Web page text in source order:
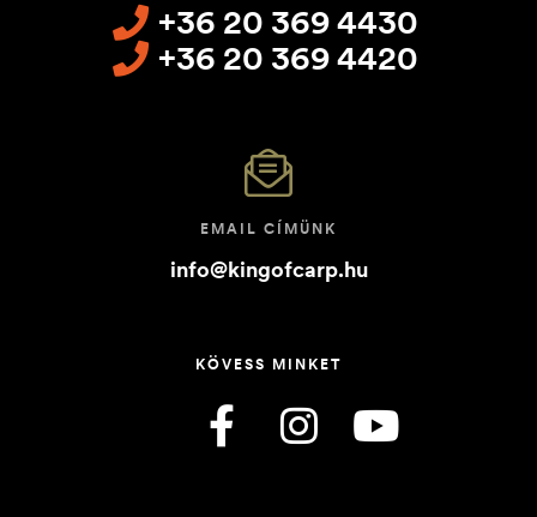
+36 20 369 4430
+36 20 369 4420
EMAIL CÍMÜNK
info@kingofcarp.hu
KÖVESS MINKET